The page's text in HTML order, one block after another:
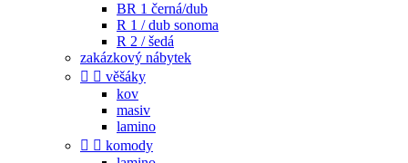
BR 1 černá/dub
R 1 / dub sonoma
R 2 / šedá
zakázkový nábytek
  věšáky
kov
masiv
lamino
  komody